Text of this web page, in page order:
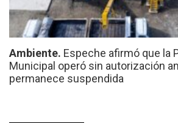
Ambiente. Espeche afirmó que la
Municipal operó sin autorización
permanece suspendida